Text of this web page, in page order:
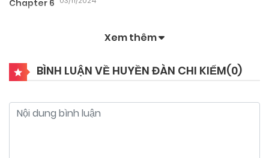
Chapter 6
Xem thêm
BÌNH LUẬN VỀ HUYỀN ĐÀN CHI KIẾM(0)